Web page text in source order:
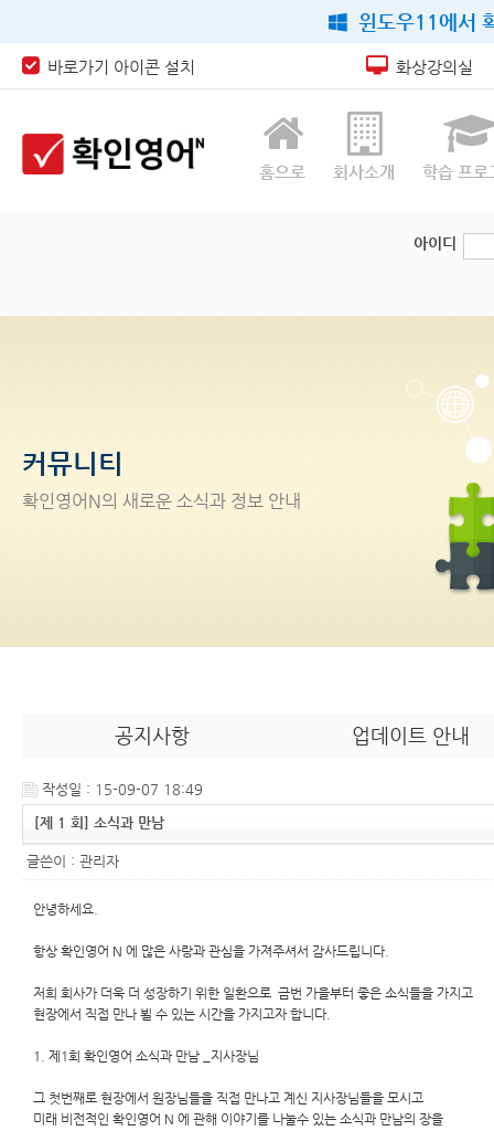
윈도우11에서
바로가기 아이콘 설치 화상강의실
홈으로 회사소개 학습 프로
아이디
커뮤니티
확인영어 N의 새로운 소식과 정보 안내
공지사항 업데이트 안내
작성일 : 15-09-07 18:49
[제 1 회] 소식과 만남
글쓴이 : 관리자
안녕하세요.
항상 확인영어 N 에 많은 사랑과 관심을 가져주셔서 감사드립니다.
저희 회사가 더욱 더 성장하기 위한 일환으로 금번 가을부터 좋은 소식들을 가지고
현장에서 직접 만나 뵐 수 있는 시간을 가지고자 합니다.
1. 제1회 확인영어 소식과 만남 _지사장님
그 첫번째로 현장에서 원장님들을 직접 만나고 계신 지사장님들을 모시고
미래 비전적인 확인영어 N 에 관해 이야기를 나눌수 있는 소식과 만남의 장을